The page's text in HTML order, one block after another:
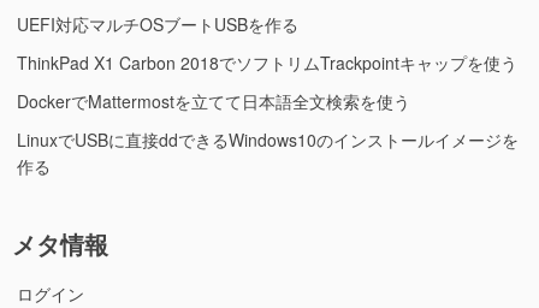
UEFI対応マルチOSブートUSBを作る
ThinkPad X1 Carbon 2018でソフトリムTrackpointキャップを使う
DockerでMattermostを立てて日本語全文検索を使う
LinuxでUSBに直接ddできるWindows10のインストールイメージを
作る
メタ情報
ログイン